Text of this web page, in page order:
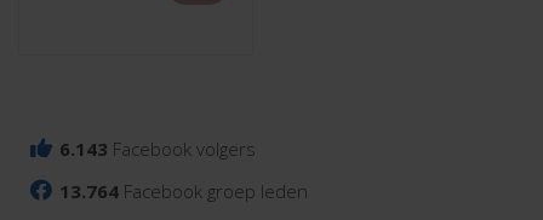
6.143 Facebook volgers
13.764 Facebook groep leden